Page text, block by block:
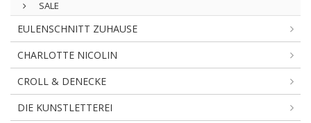
SALE
EULENSCHNITT ZUHAUSE
CHARLOTTE NICOLIN
CROLL & DENECKE
DIE KUNSTLETTEREI